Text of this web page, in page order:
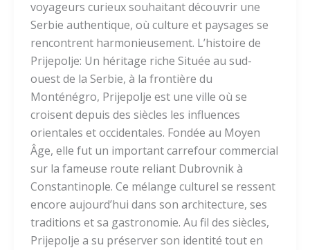
voyageurs curieux souhaitant découvrir une
Serbie authentique, où culture et paysages se
rencontrent harmonieusement. L’histoire de
Prijepolje: Un héritage riche Située au sud-
ouest de la Serbie, à la frontière du
Monténégro, Prijepolje est une ville où se
croisent depuis des siècles les influences
orientales et occidentales. Fondée au Moyen
Âge, elle fut un important carrefour commercial
sur la fameuse route reliant Dubrovnik à
Constantinople. Ce mélange culturel se ressent
encore aujourd’hui dans son architecture, ses
traditions et sa gastronomie. Au fil des siècles,
Prijepolje a su préserver son identité tout en